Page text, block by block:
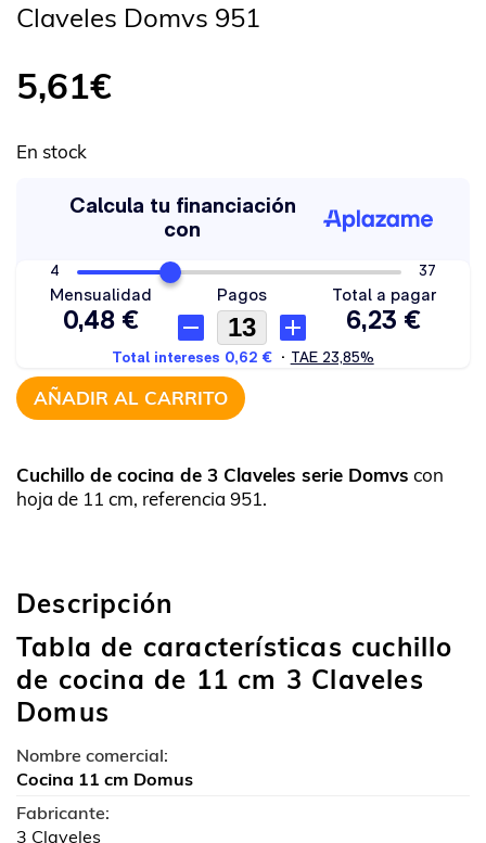
Claveles Domvs 951
5,61€
En stock
AÑADIR AL CARRITO
Cuchillo de cocina de 3 Claveles serie Domvs con
hoja de 11 cm, referencia 951.
Descripción
Tabla de características cuchillo
de cocina de 11 cm 3 Claveles
Domus
Nombre comercial:
Cocina 11 cm Domus
Fabricante:
3 Claveles